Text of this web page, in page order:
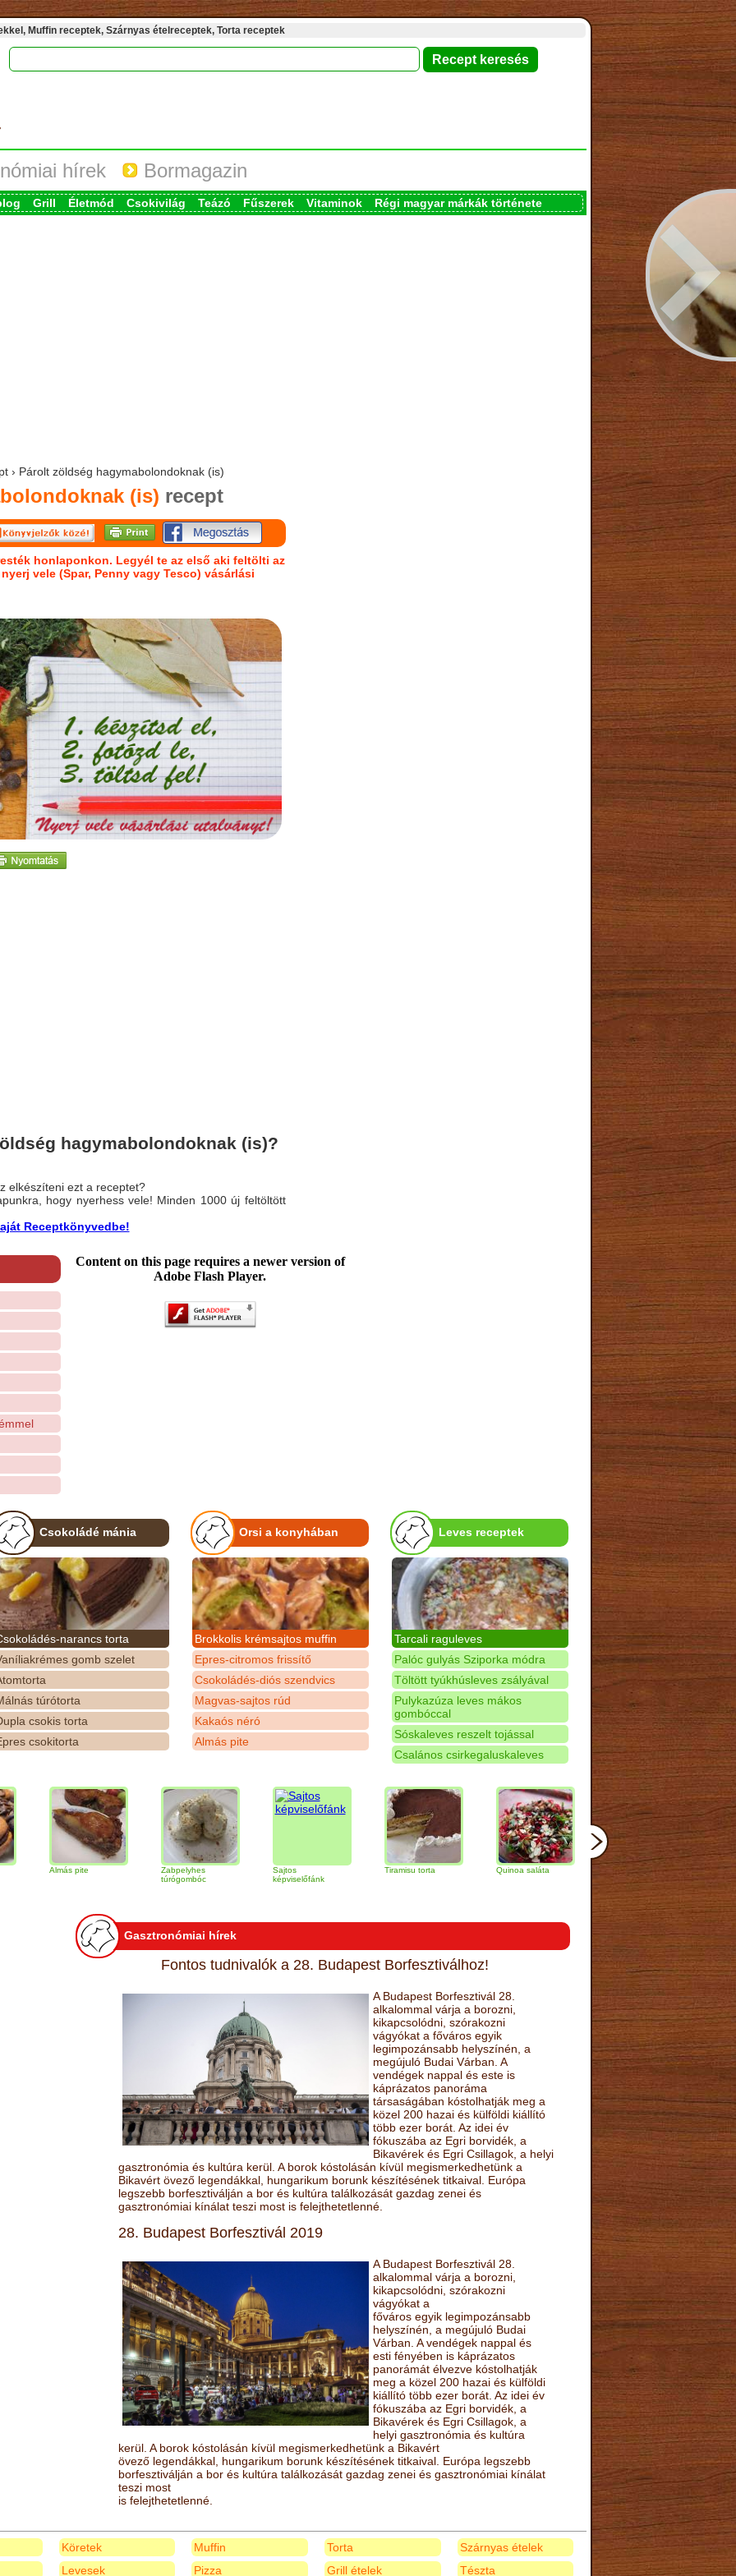
Muffin receptek, Szárnyas ételreceptek, Torta receptek
hírek Bormagazin
Grill Életmód Csokivilág Teázó Fűszerek Vitaminok Régi magyar márkák története
› Párolt zöldség hagymabolondoknak (is)
(is) recept
honlaponkon. Legyél te az első aki feltölti az
vele (Spar, Penny vagy Tesco) vásárlási
hagymabolondoknak (is)?
elkészíteni ezt a receptet?
hogy nyerhess vele! Minden 1000 új feltöltött
Receptkönyvedbe!
Content on this page requires a newer version of
Adobe Flash Player.
Csokoládé mánia
narancs torta
gomb szelet
túrótorta
csokis torta
csokitorta
Orsi a konyhában
Brokkolis krémsajtos muffin
Epres-citromos frissítő
Csokoládés-diós szendvics
Magvas-sajtos rúd
Kakaós néró
Almás pite
Leves receptek
Tarcali raguleves
Palóc gulyás Sziporka módra
Töltött tyúkhúsleves zsályával
Pulykazúza leves mákos
gombóccal
Sóskaleves reszelt tojással
Csalános csirkegaluskaleves
Zabpelyhes
túrógombóc
képviselőfánk
Tiramisu torta Quinoa saláta
Csokoládés-
narancs torta
Gasztronómiai hírek
Fontos tudnivalók a 28. Budapest Borfesztiválhoz!
A Budapest Borfesztivál 28.
alkalommal várja a borozni,
kikapcsolódni, szórakozni
vágyókat a főváros egyik
legimpozánsabb helyszínén, a
megújuló Budai Várban. A
vendégek nappal és este is
káprázatos panoráma
társaságában kóstolhatják meg a
közel 200 hazai és külföldi kiállító
több ezer borát. Az idei év
fókuszába az Egri borvidék, a
Bikavérek és Egri Csillagok, a helyi
gasztronómia és kultúra kerül. A borok kóstolásán kívül megismerkedhetünk a
Bikavért övező legendákkal, hungarikum borunk készítésének titkaival. Európa
legszebb borfesztiválján a bor és kultúra találkozását gazdag zenei és
gasztronómiai kínálat teszi most is felejthetetlenné.
28. Budapest Borfesztivál 2019
A Budapest Borfesztivál 28.
alkalommal várja a borozni,
kikapcsolódni, szórakozni
vágyókat a
főváros egyik legimpozánsabb
helyszínén, a megújuló Budai
Várban. A vendégek nappal és
esti fényében is káprázatos
panorámát élvezve kóstolhatják
meg a közel 200 hazai és külföldi
kiállító több ezer borát. Az idei év
fókuszába az Egri borvidék, a
Bikavérek és Egri Csillagok, a
helyi gasztronómia és kultúra
kerül. A borok kóstolásán kívül megismerkedhetünk a Bikavért
övező legendákkal, hungarikum borunk készítésének titkaival. Európa legszebb
borfesztiválján a bor és kultúra találkozását gazdag zenei és gasztronómiai kínálat
teszi most
is felejthetetlenné.
Köretek
Levesek
Muffin
Pizza
Torta
Grill ételek
Szárnyas ételek
Tészta